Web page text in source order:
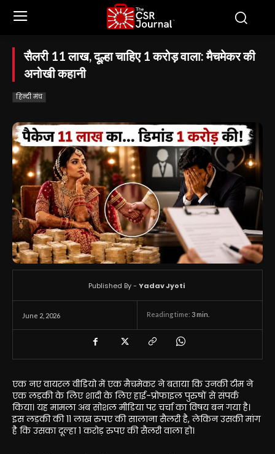
सैलरी 11 लाख, दूल्हा चाहिए 1 करोड़ वाला: मैचमेकर की
अनोखी कहानी
हिन्दी मंच
June 2, 2026 Reading time: 3 min.
Published By - Yadav Jyoti
एक नए वायरल वीडियो में एक मैचमेकर ने बताया कि उनकी टीम ने
एक लड़की के लिए शादी के लिए हाई-प्रोफाइल पुरुषों से संपर्क
किया। यह मामला अब सोशल मीडिया पर चर्चा का विषय बन गया है।
इस लड़की की 11 लाख रुपए की सालाना सैलरी है, लेकिन उसकी मांग
है कि उसका दूल्हा 1 करोड़ रुपए की सैलरी वाला हो।